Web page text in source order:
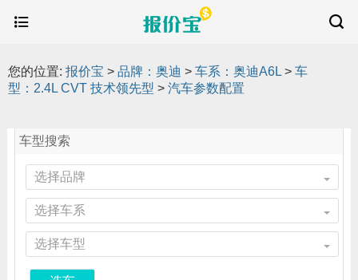
您的位置: 报价宝 > 品牌：奥迪 > 车系：奥迪A6L > 车
型：2.4L CVT 技术领先型 > 汽车参数配置
车型搜索
选择品牌
选择车系
选择车型